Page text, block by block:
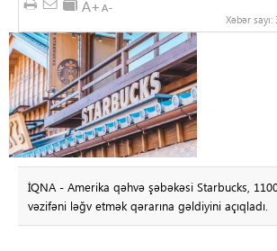
Xəbər sayı:
İQNA - Amerika qəhvə şəbəkəsi Starbucks,
vəzifəni ləğv etmək qərarına gəldiyini açıqladı.